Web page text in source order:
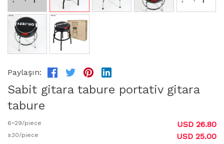
Paylaşın:
Sabit gitara tabure portativ gitara
tabure
6~29/piece USD 26.80
≥30/piece USD 25.00